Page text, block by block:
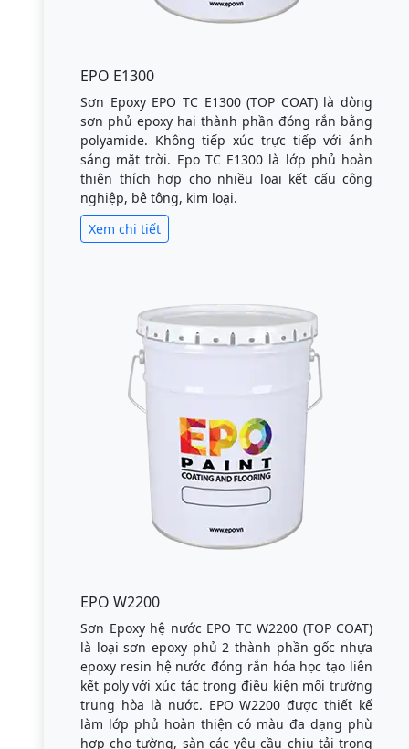
EPO E1300
Sơn Epoxy EPO TC E1300 (TOP COAT) là dòng
sơn phủ epoxy hai thành phần đóng rắn bằng
polyamide. Không tiếp xúc trực tiếp với ánh
sáng mặt trời. Epo TC E1300 là lớp phủ hoàn
thiện thích hợp cho nhiều loại kết cấu công
nghiệp, bê tông, kim loại.
Xem chi tiết
EPO W2200
Sơn Epoxy hệ nước EPO TC W2200 (TOP COAT)
là loại sơn epoxy phủ 2 thành phần gốc nhựa
epoxy resin hệ nước đóng rắn hóa học tạo liên
kết poly với xúc tác trong điều kiện môi trường
trung hòa là nước. EPO W2200 được thiết kế
làm lớp phủ hoàn thiện có màu đa dạng phù
hợp cho tường, sàn các yêu cầu chịu tải trọng